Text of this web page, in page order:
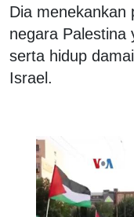
Dia menekankan
negara Palestina
serta hidup
Israel.